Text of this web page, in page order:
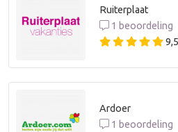
Ruiterplaat
1 beoordeling
9,5
Ardoer
1 beoordeling